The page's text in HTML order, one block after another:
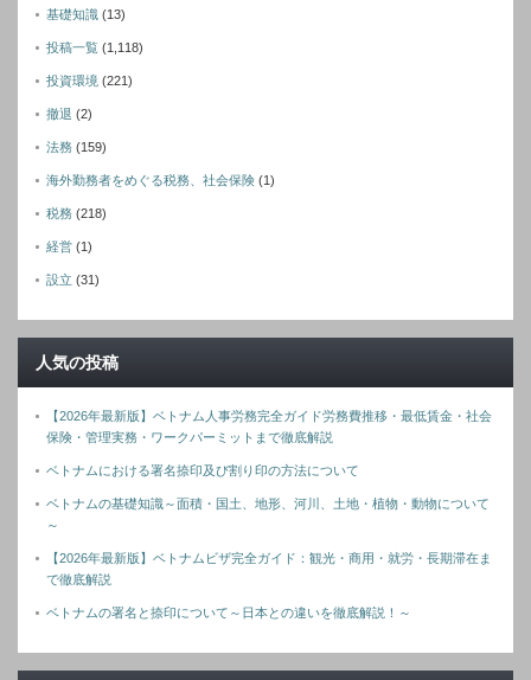
基礎知識 (13)
投稿一覧 (1,118)
投資環境 (221)
撤退 (2)
法務 (159)
海外勤務者をめぐる税務、社会保険 (1)
税務 (218)
経営 (1)
設立 (31)
人気の投稿
【2026年最新版】ベトナム人事労務完全ガイド労務費推移・最低賃金・社会
保険・管理実務・ワークパーミットまで徹底解説
ベトナムにおける署名捺印及び割り印の方法について
ベトナムの基礎知識～面積・国土、地形、河川、土地・植物・動物について
～
【2026年最新版】ベトナムビザ完全ガイド：観光・商用・就労・長期滞在ま
で徹底解説
ベトナムの署名と捺印について～日本との違いを徹底解説！～